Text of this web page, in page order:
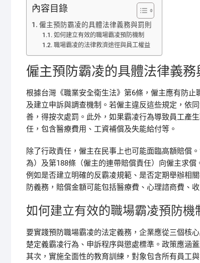
內容目錄
僱主預防霸凌的具體法律義務與罰則
如何建立有效的職場霸凌預防機制
職場霸凌的法律救濟途徑與員工權益
僱主預防霸凌的具體法律義務
根據台灣《職業安全衛生法》第6條，僱主應有防
及建立申訴與調查機制。若僱主違反這些規定，依
善，得按次處罰。此外，如果霸凌行為導致員工產
任，包含醫療費用、工資補償及失能給付等。
除了行政責任，僱主在民事上也可能面臨高額賠償
為）及第188條（僱主的連帶賠償責任）向僱主求
例如是否建立明確的反霸凌規範、是否定期舉辦相
防義務，賠償金額可能包括醫療費、心理諮商費、
如何建立有效的職場霸凌預防機
要實踐預防職場霸凌的法定義務，企業應從三個核
楚定義霸凌行為、申訴程序與懲處標準。政策應涵
其次，實施全面性的教育訓練，對象包含所有員工